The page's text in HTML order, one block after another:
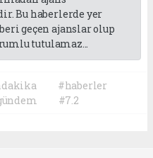
Bu haberlerde yer
geçen ajanslar olup
tutulamaz...
#haberler
#7.2